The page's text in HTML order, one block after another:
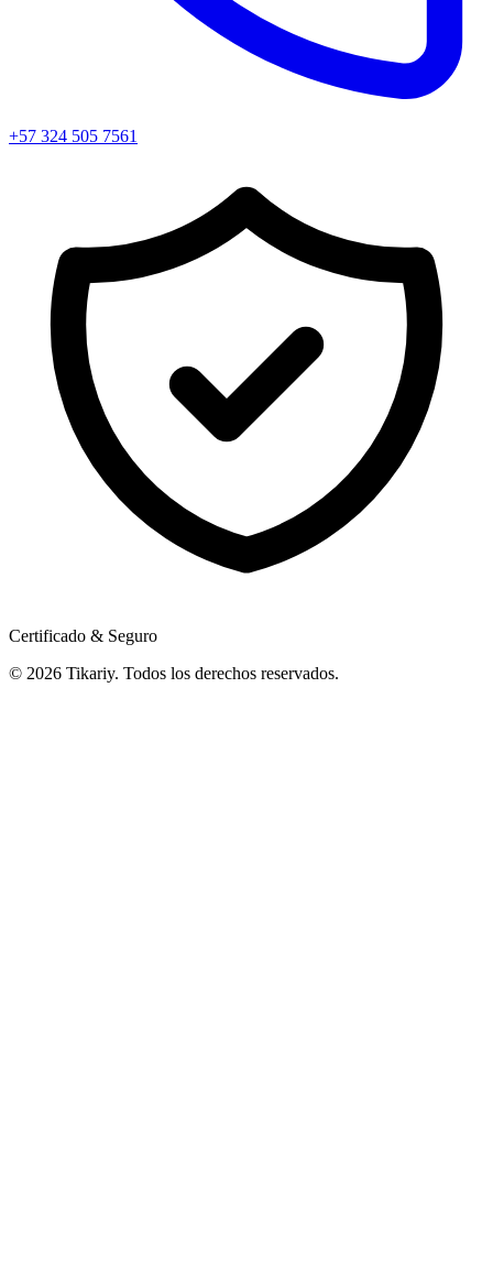
+57 324 505 7561
Certificado & Seguro
© 2026 Tikariy. Todos los derechos reservados.